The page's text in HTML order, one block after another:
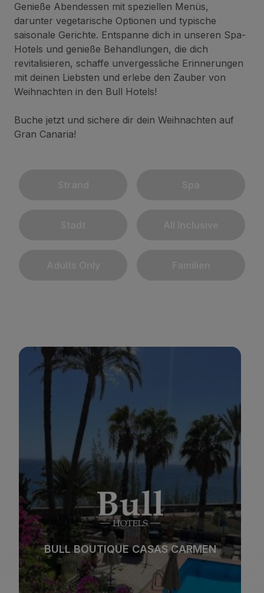
Genieße Abendessen mit speziellen Menüs,
darunter vegetarische Optionen und typische
saisonale Gerichte. Entspanne dich in unseren Spa-
Hotels und genieße Behandlungen, die dich
revitalisieren, schaffe unvergessliche Erinnerungen
mit deinen Liebsten und erlebe den Zauber von
Weihnachten in den Bull Hotels!
Buche jetzt und sichere dir dein Weihnachten auf
Gran Canaria!
BULL REINA ISABEL & SPA
* *
BULL REINA ISABEL & SPA
* * **
Strand Spa
Stadt All Inclusive
Adults Only Familien